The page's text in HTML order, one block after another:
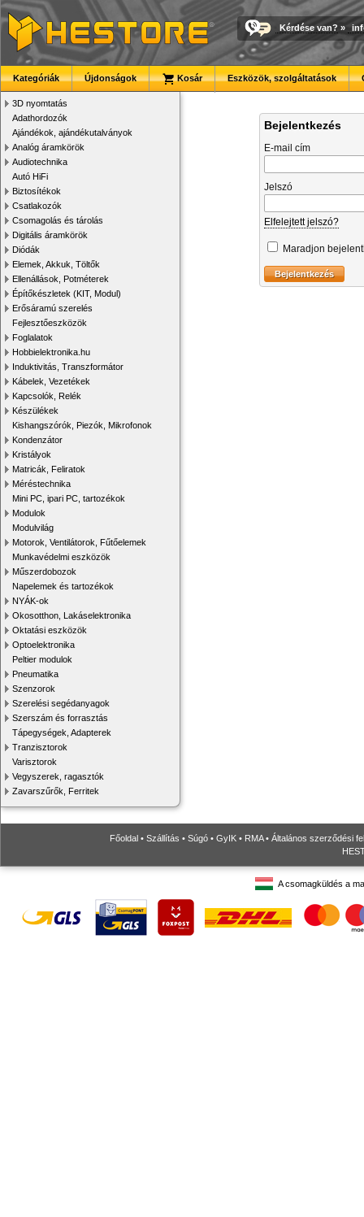
Kérdése van? »
Kategóriák Újdonságok Kosár Eszközök, szolgáltatások
3D nyomtatás
Adathordozók
Ajándékok, ajándékutalványok
Analóg áramkörök
Audiotechnika
Autó HiFi
Biztosítékok
Csatlakozók
Csomagolás és tárolás
Digitális áramkörök
Diódák
Elemek, Akkuk, Töltők
Ellenállások, Potméterek
Építőkészletek (KIT, Modul)
Erősáramú szerelés
Fejlesztőeszközök
Foglalatok
Hobbielektronika.hu
Induktivitás, Transzformátor
Kábelek, Vezetékek
Kapcsolók, Relék
Készülékek
Kishangszórók, Piezók, Mikrofonok
Kondenzátor
Kristályok
Matricák, Feliratok
Méréstechnika
Mini PC, ipari PC, tartozékok
Modulok
Modulvilág
Motorok, Ventilátorok, Fűtőelemek
Munkavédelmi eszközök
Műszerdobozok
Napelemek és tartozékok
NYÁK-ok
Okosotthon, Lakáselektronika
Oktatási eszközök
Optoelektronika
Peltier modulok
Pneumatika
Szenzorok
Szerelési segédanyagok
Szerszám és forrasztás
Tápegységek, Adapterek
Tranzisztorok
Varisztorok
Vegyszerek, ragasztók
Zavarszűrők, Ferritek
Bejelentkezés
E-mail cím
Jelszó
Elfelejtett jelszó?
Maradjon
Főoldal • Szállítás • Súgó • GyIK • RMA• Általános szerződési
A csomagküldés a